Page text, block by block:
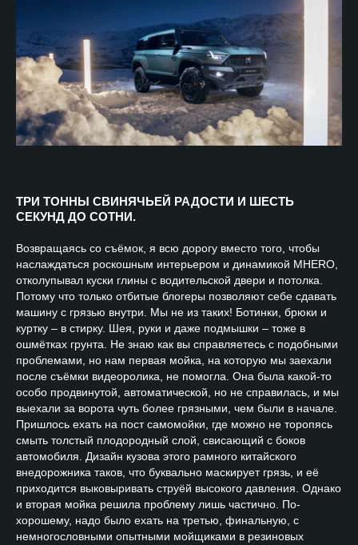
ТРИ ТОННЫ СВИНЯЧЬЕЙ РАДОСТИ И ШЕСТЬ
СЕКУНД ДО СОТНИ.
Возвращаясь со съёмок, я всю дорогу вместо того, чтобы
наслаждаться роскошным интерьером и динамикой MHERO,
отколупывал куски глины с водительской двери и потолка.
Потому что только отбитые блогеры позволяют себе сдавать
машину с грязью внутри. Мы не из таких! Ботинки, брюки и
куртку – в стирку. Шея, руки и даже подмышки – тоже в
ошмётках грунта. Не знаю как вы справляетесь с подобными
проблемами, но нам первая мойка, на которую мы заехали
после съёмки видеоролика, не помогла. Она была какой-то
особо продвинутой, автоматической, но не справилась, и мы
выехали за ворота чуть более грязными, чем были в начале.
Пришлось ехать на пост самомойки, где можно не торопясь
смыть толстый плодородный слой, свисающий с боков
автомобиля. Дизайн кузова этого рамного китайского
внедорожника таков, что буквально маскирует грязь, и её
приходится выковыривать струёй высокого давления. Однако
и вторая мойка решила проблему лишь частично. По-
хорошему, надо было ехать на третью, финальную, с
немногословными опытными мойщиками в резиновых